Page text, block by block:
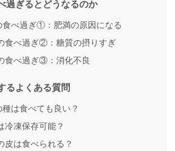
過ぎるとどうなるのか
食べ過ぎ①：肥満の原因になる
食べ過ぎ②：糖質の摂りすぎ
食べ過ぎ③：消化不良
るよくある質問
は食べても良い？
冷凍保存可能？
皮は食べられる？